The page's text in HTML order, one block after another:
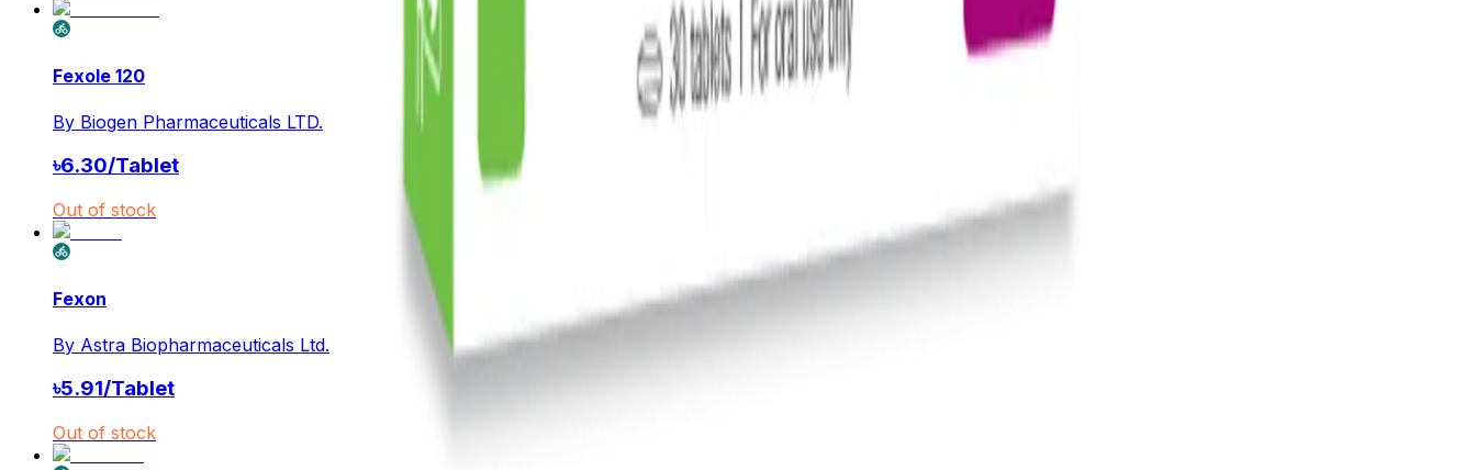
Fexole 120
By Biogen Pharmaceuticals LTD.
৳6.30/Tablet
Out of stock
Fexon
By Astra Biopharmaceuticals Ltd.
৳5.91/Tablet
Out of stock